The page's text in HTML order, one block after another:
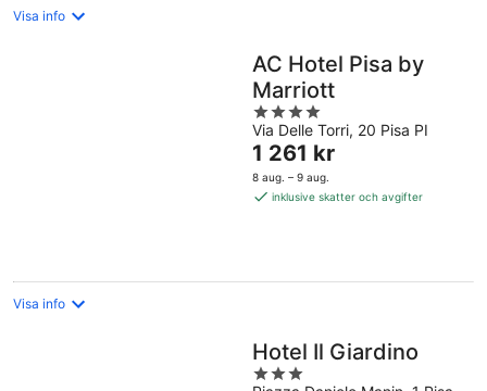
Visa info
AC Hotel Pisa by
Marriott
4
out
of
5
Via Delle Torri, 20 Pisa PI
Priset
är
1 261 kr
1 261 kr
8 aug. – 9 aug.
inklusive skatter och avgifter
Visa info
Hotel Il Giardino
3